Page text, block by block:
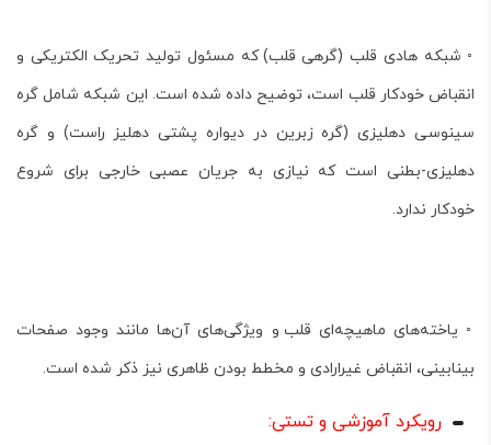
◦ شبکه هادی قلب (گرهی قلب)که مسئول تولید تحریک الکتریکی و
انقباض خودکار قلب است، توضیح داده شده است. این شبکه شامل گره
سینوسی دهلیزی (گره زبرین در دیواره پشتی دهلیز راست) و گره
دهلیزی-بطنی است که نیازی به جریان عصبی خارجی برای شروع
خودکار ندارد.
◦ یاخته‌های ماهیچه‌ای قلب و ویژگی‌های آن‌ها مانند وجود صفحات
بینابینی، انقباض غیرارادی و مخطط بودن ظاهری نیز ذکر شده است.
رویکرد آموزشی و تستی: